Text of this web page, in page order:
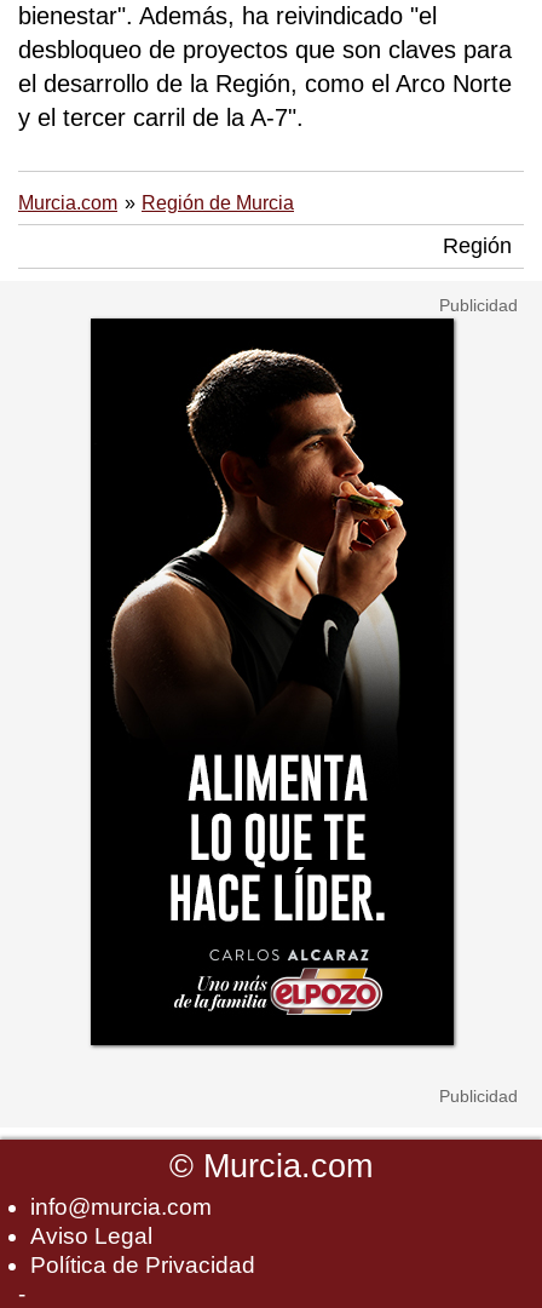
bienestar". Además, ha reivindicado "el
desbloqueo de proyectos que son claves para
el desarrollo de la Región, como el Arco Norte
y el tercer carril de la A-7".
Murcia.com Región de Murcia
Región
© Murcia.com
info@murcia.com
Aviso Legal
Política de Privacidad
-